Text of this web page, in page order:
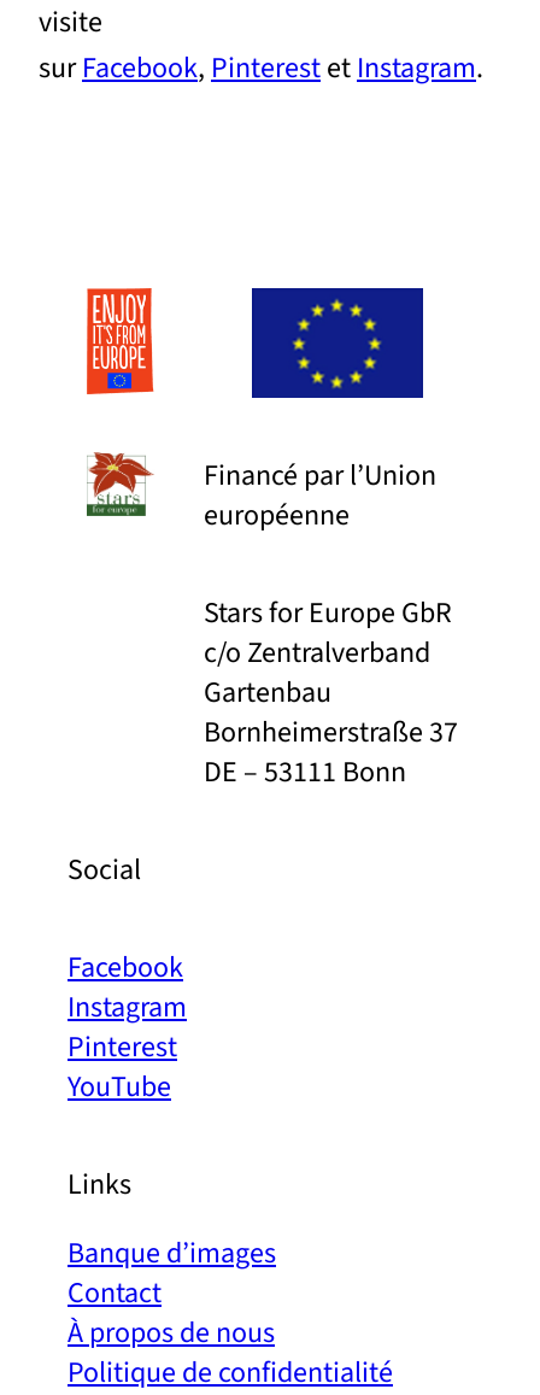
visite
surFacebook,PinterestetInstagram.
Financé par l’Union
européenne
Stars for Europe GbR
c/o Zentralverband
Gartenbau
Bornheimerstraße 37
DE – 53111 Bonn
Social
Facebook
Instagram
Pinterest
YouTube
Links
Banque d’images
Contact
À propos de nous
Politique de confidentialité